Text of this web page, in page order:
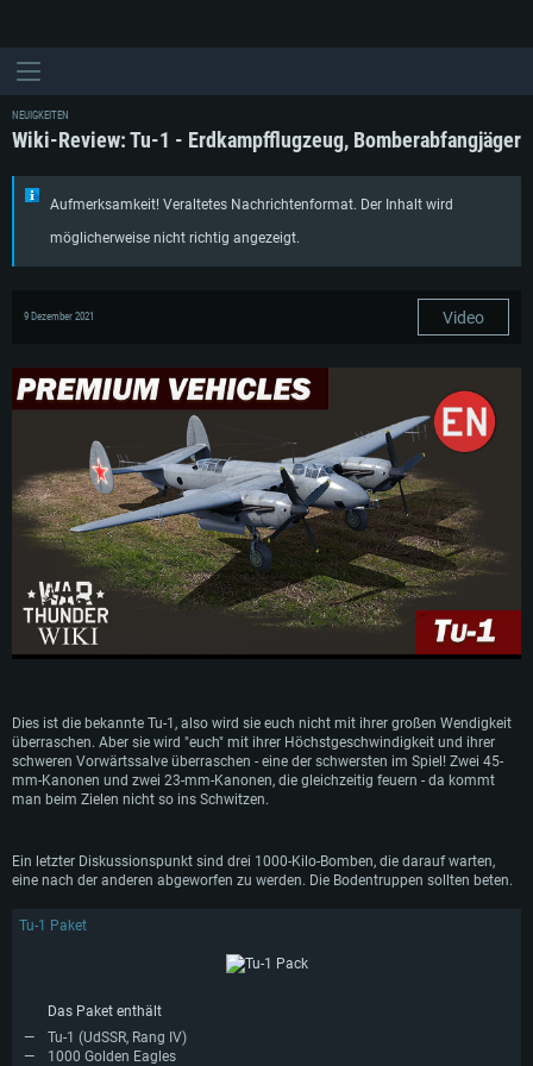
SYSTEMANFORDERUNGEN
Für Linux
Mindestanforderungen
Betriebssystem: Windows 10 (64bit)
Mindestanforderungen
Betriebssystem: Mac OS Big Sur 11.0 oder neuer
Mindestanforderungen
Betriebssystem: neueste 64bit Linux Systeme
NEUIGKEITEN
Wiki-Review: Tu-1 - Erdkampfflugzeug, Bomberabfangjäger
Aufmerksamkeit! Veraltetes Nachrichtenformat. Der Inhalt wird
möglicherweise nicht richtig angezeigt.
9 Dezember 2021 Video
Dies ist die bekannte Tu-1, also wird sie euch nicht mit ihrer großen Wendigkeit
überraschen. Aber sie wird "euch" mit ihrer Höchstgeschwindigkeit und ihrer
schweren Vorwärtssalve überraschen - eine der schwersten im Spiel! Zwei 45-
mm-Kanonen und zwei 23-mm-Kanonen, die gleichzeitig feuern - da kommt
man beim Zielen nicht so ins Schwitzen.
Ein letzter Diskussionspunkt sind drei 1000-Kilo-Bomben, die darauf warten,
eine nach der anderen abgeworfen zu werden. Die Bodentruppen sollten beten.
Tu-1 Paket
Das Paket enthält
Tu-1 (UdSSR, Rang IV)
1000 Golden Eagles